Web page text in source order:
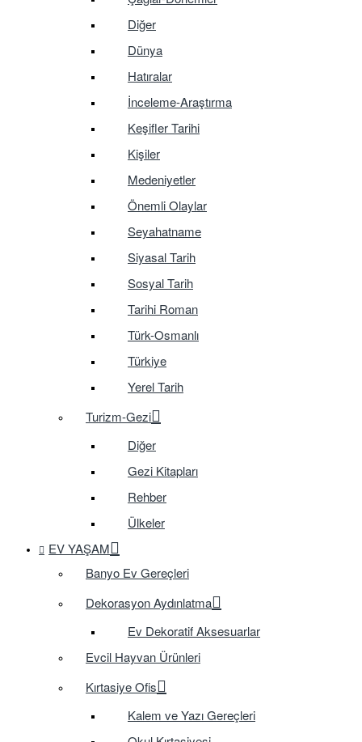
Diğer
Dünya
Hatıralar
İnceleme-Araştırma
Keşifler Tarihi
Kişiler
Medeniyetler
Önemli Olaylar
Seyahatname
Siyasal Tarih
Sosyal Tarih
Tarihi Roman
Türk-Osmanlı
Türkiye
Yerel Tarih
Turizm-Gezi
Diğer
Gezi Kitapları
Rehber
Ülkeler
EV YAŞAM
Banyo Ev Gereçleri
Dekorasyon Aydınlatma
Ev Dekoratif Aksesuarlar
Evcil Hayvan Ürünleri
Kırtasiye Ofis
Kalem ve Yazı Gereçleri